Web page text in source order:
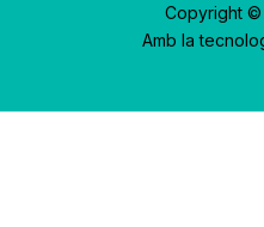
Copyright ©
Amb la